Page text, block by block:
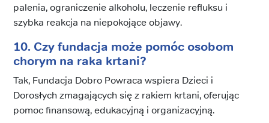
palenia, ograniczenie alkoholu, leczenie refluksu i
szybka reakcja na niepokojące objawy.
10. Czy fundacja może pomóc osobom
chorym na raka krtani?
Tak, Fundacja Dobro Powraca wspiera Dzieci i
Dorosłych zmagających się z rakiem krtani, oferując
pomoc finansową, edukacyjną i organizacyjną.